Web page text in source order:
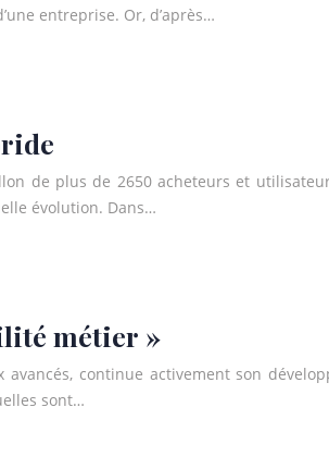
entreprise. Or, d’après…
de plus de 2650 acheteurs et
évolution. Dans…
métier »
continue activement son
sont…